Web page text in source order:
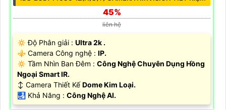
45%
liên hệ
🔅 Độ Phân giải : Ultra 2k .
⚜️ Camera Công nghệ : IP.
🔅 Tầm Nhìn Ban Đêm : Công Nghệ Chuyên Dụng Hồng
Ngoại Smart IR.
↕️ Camera Thiết KếDome Kim Loại.
️🛃 Khả Năng : Công Nghệ AI.